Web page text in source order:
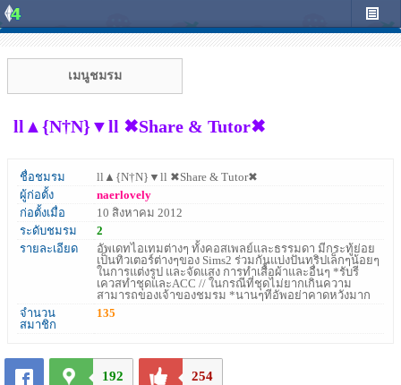
เมนูชมรม
ll▲{N†N}▼ll ✖Share & Tutor✖
ชื่อชมรม
ll▲{N†N}▼ll ✖Share & Tutor✖
ผู้ก่อตั้ง
naerlovely
ก่อตั้งเมื่อ
10 สิงหาคม 2012
ระดับชมรม
2
รายละเอียด
อัพเดทไอเทมต่างๆ ทั้งคอสเพลย์และธรรมดา มีกระทู้ย่อย
เป็นทิวเตอร์ต่างๆของ Sims2 ร่วมกันแบ่งปันทริปเล็กๆน้อยๆ
ในการแต่งรูป และจัดแสง การทำเสื้อผ้าและอื่นๆ *รับรี
เควสทำชุดและACC // ในกรณีที่ชุดไม่ยากเกินความ
สามารถของเจ้าของชมรม *นานๆทีอัพอย่าคาดหวังมาก
จำนวน
สมาชิก
135
192 254